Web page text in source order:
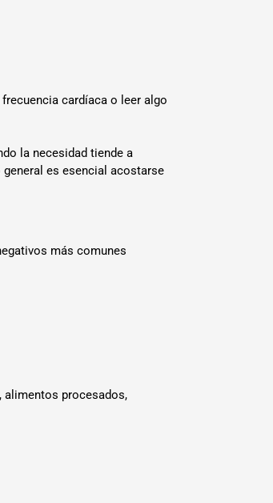
cardíaca o leer algo
la necesidad tiende a
es esencial acostarse
más comunes
alimentos procesados,